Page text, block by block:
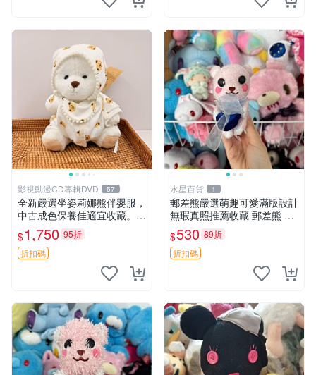
影視動漫CD專輯DVD 57
全新嚴選坐姿莉娜熊伴嬰服，
中古成色保養佳適宜收藏。無
盒子但品質完好，快速出貨。
建議入手！ 中古 玩偶 滬漫
$1,750 95折
折扣碼
水星百貨 1
郵差熊嚴選萌趣可愛滿版設計
無瑕真照推薦收藏 郵差熊 熊
抱枕 紅薯啵啵間
$530 89折
折扣碼